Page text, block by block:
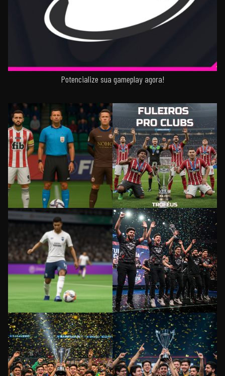
Potencialize sua gameplay agora!